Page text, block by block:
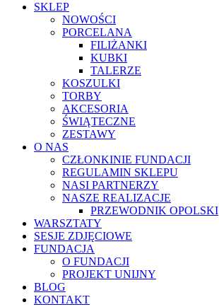
SKLEP
NOWOŚCI
PORCELANA
FILIŻANKI
KUBKI
TALERZE
KOSZULKI
TORBY
AKCESORIA
ŚWIĄTECZNE
ZESTAWY
O NAS
CZŁONKINIE FUNDACJI
REGULAMIN SKLEPU
NASI PARTNERZY
NASZE REALIZACJE
PRZEWODNIK OPOLSKI
WARSZTATY
SESJE ZDJĘCIOWE
FUNDACJA
O FUNDACJI
PROJEKT UNIJNY
BLOG
KONTAKT